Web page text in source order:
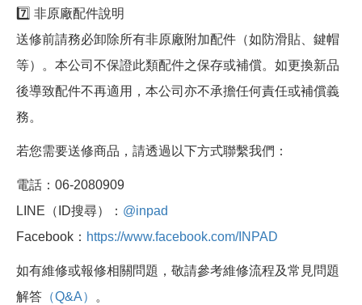
7️⃣ 非原廠配件說明
送修前請務必卸除所有非原廠附加配件（如防滑貼、鍵帽
等）。本公司不保證此類配件之保存或補償。如更換新品
後導致配件不再適用，本公司亦不承擔任何責任或補償義
務。
若您需要送修商品，請透過以下方式聯繫我們：
電話：06-2080909
LINE（ID搜尋）： @inpad
Facebook： https://www.facebook.com/INPAD
如有維修或報修相關問題，敬請參考維修流程及常見問題
解答 （Q&A） 。